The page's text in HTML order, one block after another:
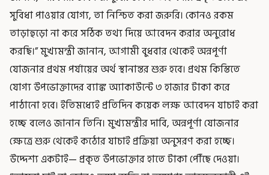
সুবিধা পাওয়ার যোগ্য, তা নিশ্চিত করা জরুরি। কোনও রকম
তাড়াহুড়ো না করে সঠিক তথ্য দিয়ে আবেদন করার অনুরোধ
করছি।” মুখ্যমন্ত্রী জানান, আগামী বুধবার থেকেই অন্নপূর্ণা
যোজনার প্রথম পর্যায়ের অর্থ স্থানান্তর শুরু হবে। প্রথম কিস্তিতে
যোগ্য উপভোক্তাদের ব্যাঙ্ক অ্যাকাউন্টে ৩ হাজার টাকা করে
পাঠানো হবে। ইতিমধ্যেই প্রতিদিন কয়েক লক্ষ আবেদন যাচাই করা
হচ্ছে বলেও জানান তিনি। মুখ্যমন্ত্রীর দাবি, অন্নপূর্ণা যোজনার
ক্ষেত্রে শুরু থেকেই কঠোর যাচাই প্রক্রিয়া অনুসরণ করা হচ্ছে।
উদ্দেশ্য একটাই— প্রকৃত উপভোক্তার হাতে টাকা পৌঁছে দেওয়া।